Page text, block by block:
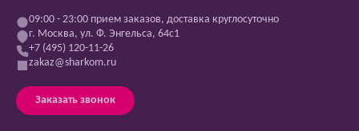
09:00 - 23:00 прием заказов, доставка круглосуточно
г. Москва, ул. Ф. Энгельса, 64с1
+7 (495) 120-11-26
zakaz@sharkom.ru
Заказать звонок